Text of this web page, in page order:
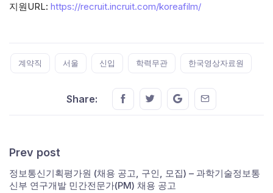
지원URL: https://recruit.incruit.com/koreafilm/
계약직 서울 신입 학력무관 한국영상자료원
Share: Share this on FaceBook
Share this on Twitter
Share this on GMail
Share this on
Prev post
정보통신기획평가원 (채용 공고, 구인, 모집) – 과학기술정보통
신부 연구개발 민간전문가(PM) 채용 공고